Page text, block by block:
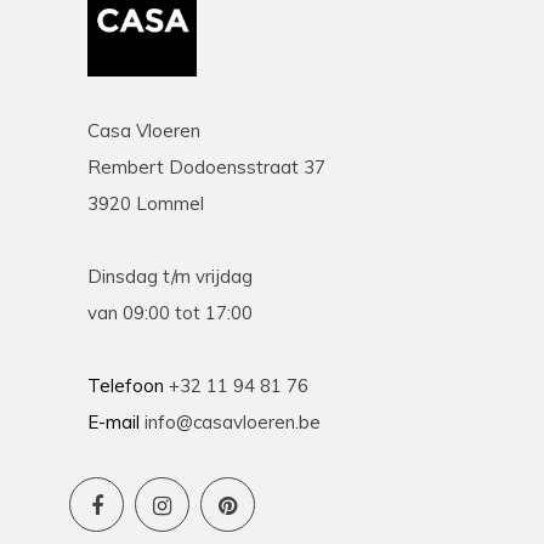
Casa Vloeren
Rembert Dodoensstraat 37
3920 Lommel
Dinsdag t/m vrijdag
van 09:00 tot 17:00
Telefoon +32 11 94 81 76
E-mail info@casavloeren.be